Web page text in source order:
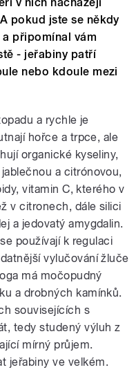
pokud jste se někdy
připomínal vám
- jeřabiny patří
nebo kdoule mezi
a rychle je
hořce a trpce, ale
organické kyseliny,
a citrónovou,
vitamin C, kterého v
v citronech, dále silici
a jedovatý amygdalin.
používají k regulaci
vylučování žluče
má močopudný
a drobných kamínků.
souvisejících s
tedy studený výluh z
mírný průjem.
jeřabiny ve velkém.